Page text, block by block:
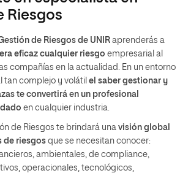
Riesgos
de Riesgos de UNIR aprenderás a
eficaz cualquier riesgo empresarial al
compañías en la actualidad. En un entorno
tan complejo y volátil el saber gestionar y
te convertirá en un profesional
en cualquier industria.
de Riesgos te brindará una visión global
de riesgos que se necesitan conocer:
ambientales, de compliance,
operacionales, tecnológicos,